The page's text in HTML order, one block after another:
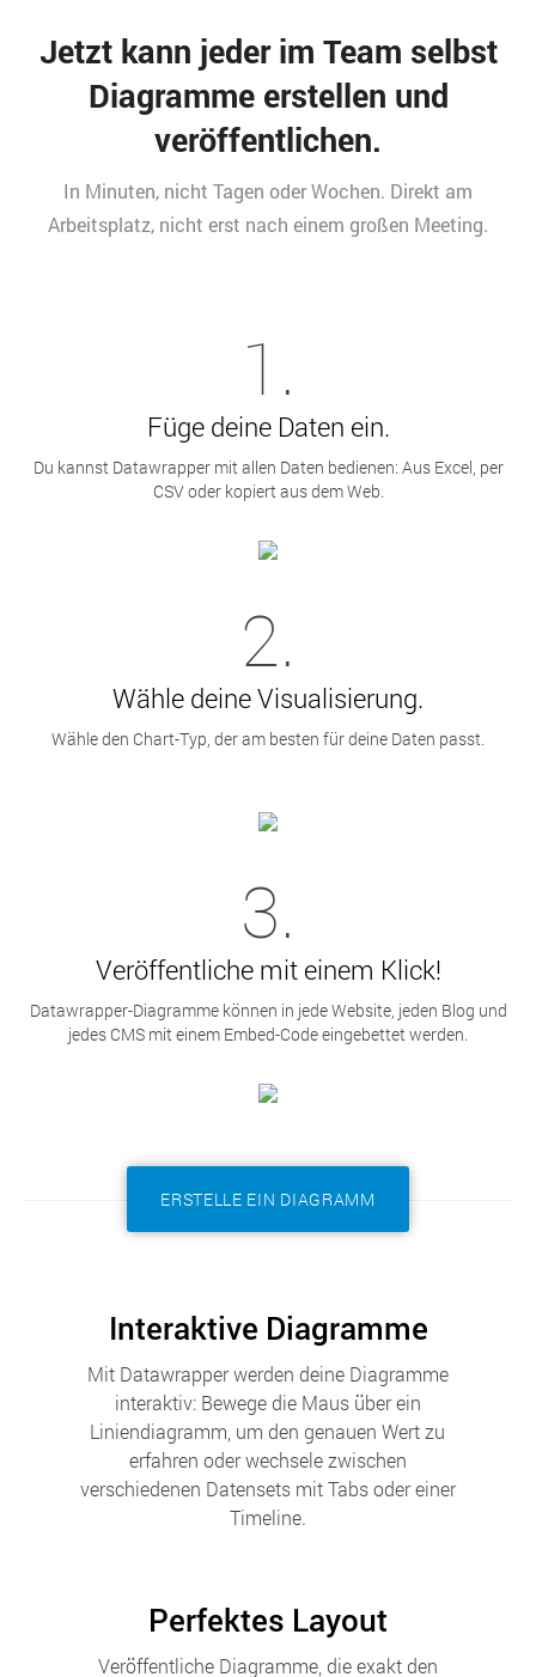
Jetzt kann jeder im Team selbst
Diagramme erstellen und
veröffentlichen.
In Minuten, nicht Tagen oder Wochen. Direkt am
Arbeitsplatz, nicht erst nach einem großen Meeting.
1.
Füge deine Daten ein.
Du kannst Datawrapper mit allen Daten bedienen: Aus Excel, per
CSV oder kopiert aus dem Web.
2.
Wähle deine Visualisierung.
Wähle den Chart-Typ, der am besten für deine Daten passt.
3.
Veröffentliche mit einem Klick!
Datawrapper-Diagramme können in jede Website, jeden Blog und
jedes CMS mit einem Embed-Code eingebettet werden.
ERSTELLE EIN DIAGRAMM
Interaktive Diagramme
Mit Datawrapper werden deine Diagramme
interaktiv: Bewege die Maus über ein
Liniendiagramm, um den genauen Wert zu
erfahren oder wechsele zwischen
verschiedenen Datensets mit Tabs oder einer
Timeline.
Perfektes Layout
Veröffentliche Diagramme, die exakt den